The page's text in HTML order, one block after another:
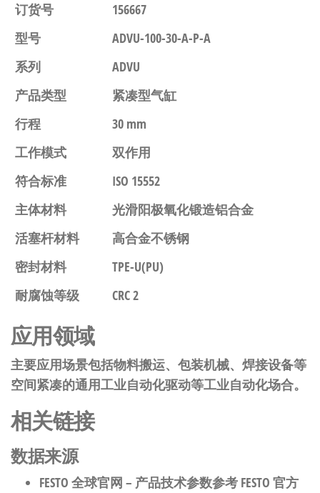
订货号
156667
型号
ADVU-100-30-A-P-A
系列
ADVU
产品类型
紧凑型气缸
行程
30 mm
工作模式
双作用
符合标准
ISO 15552
主体材料
光滑阳极氧化锻造铝合金
活塞杆材料
高合金不锈钢
密封材料
TPE-U(PU)
耐腐蚀等级
CRC 2
应用领域
主要应用场景包括物料搬运、包装机械、焊接设备等
空间紧凑的通用工业自动化驱动等工业自动化场合。
相关链接
数据来源
FESTO 全球官网 – 产品技术参数参考 FESTO 官方